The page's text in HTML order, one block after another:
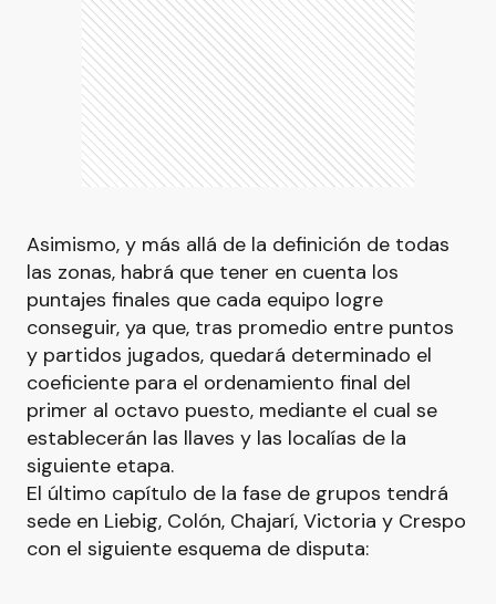
Asimismo, y más allá de la definición de todas
las zonas, habrá que tener en cuenta los
puntajes finales que cada equipo logre
conseguir, ya que, tras promedio entre puntos
y partidos jugados, quedará determinado el
coeficiente para el ordenamiento final del
primer al octavo puesto, mediante el cual se
establecerán las llaves y las localías de la
siguiente etapa.
El último capítulo de la fase de grupos tendrá
sede en Liebig, Colón, Chajarí, Victoria y Crespo
con el siguiente esquema de disputa: